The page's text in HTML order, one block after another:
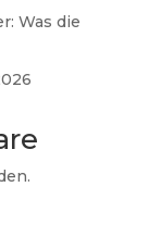
Was die